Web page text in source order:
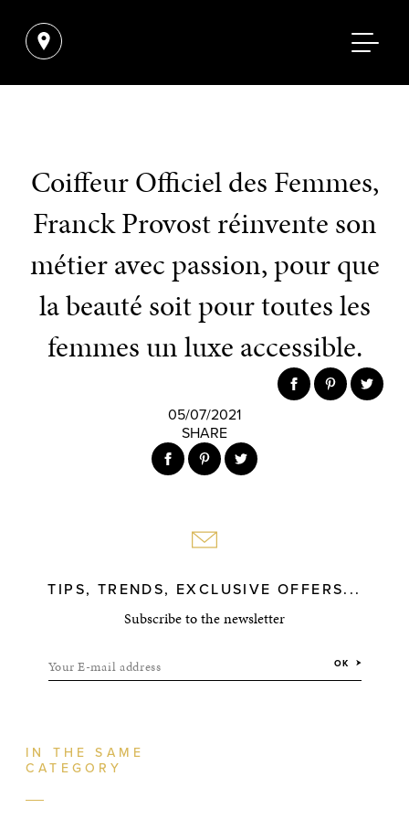
Coiffeur Officiel des Femmes,
Franck Provost réinvente son
métier avec passion, pour que
la beauté soit pour toutes les
femmes un luxe accessible.
05/07/2021
SHARE
TIPS, TRENDS, EXCLUSIVE OFFERS...
Subscribe to the newsletter
Your E-mail address OK
IN THE SAME
CATEGORY